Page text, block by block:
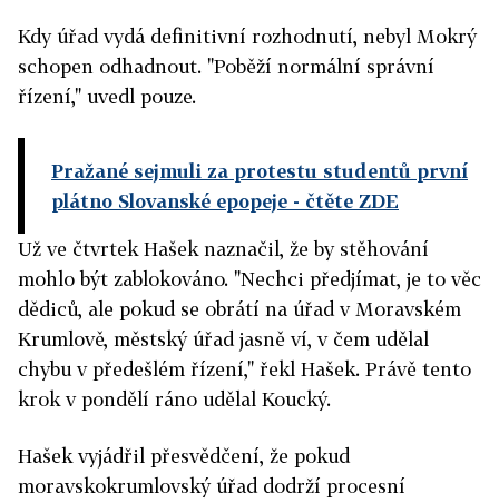
Kdy úřad vydá definitivní rozhodnutí, nebyl Mokrý
schopen odhadnout. "Poběží normální správní
řízení," uvedl pouze.
Pražané sejmuli za protestu studentů první
plátno Slovanské epopeje - čtěte ZDE
Už ve čtvrtek Hašek naznačil, že by stěhování
mohlo být zablokováno. "Nechci předjímat, je to věc
dědiců, ale pokud se obrátí na úřad v Moravském
Krumlově, městský úřad jasně ví, v čem udělal
chybu v předešlém řízení," řekl Hašek. Právě tento
krok v pondělí ráno udělal Koucký.
Hašek vyjádřil přesvědčení, že pokud
moravskokrumlovský úřad dodrží procesní